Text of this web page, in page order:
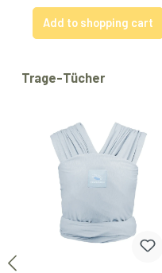
Add to shopping cart
Skip product gallery
Trage-Tücher